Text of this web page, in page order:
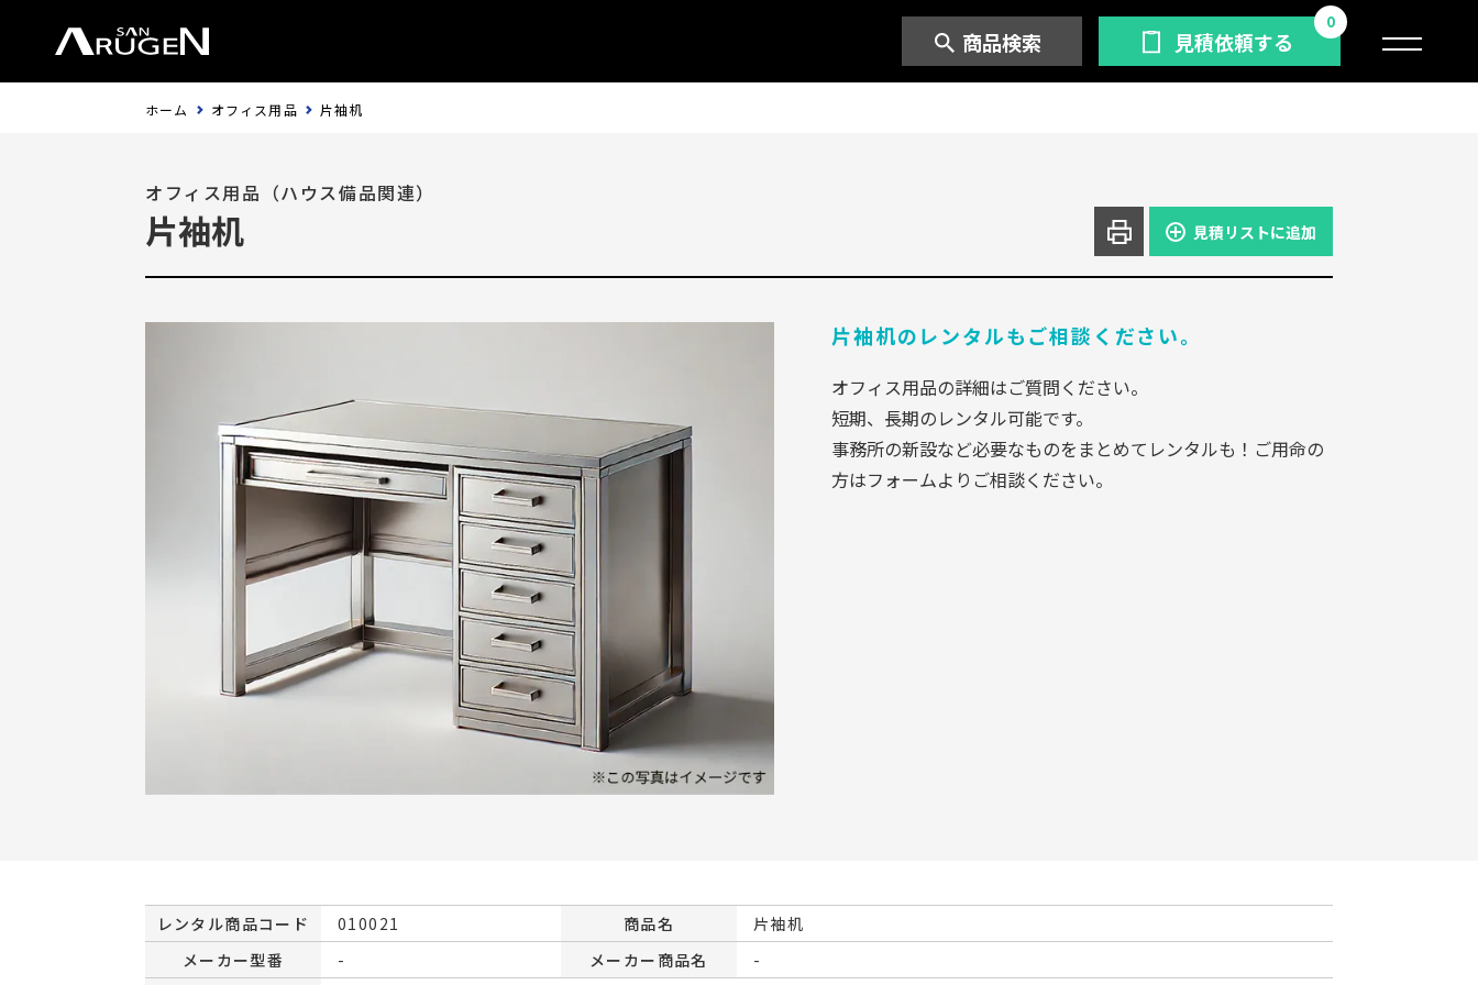
商品検索 見積依頼する
0
ホーム オフィス用品 片袖机
オフィス用品（ハウス備品関連）
片袖机 見積リストに追加
片袖机のレンタルもご相談ください。
オフィス用品の詳細はご質問ください。
短期、長期のレンタル可能です。
事務所の新設など必要なものをまとめてレンタルも！ご用命の
方はフォームよりご相談ください。
レンタル商品コード 010021 商品名
片袖机
メーカー型番
- メーカー商品名
-